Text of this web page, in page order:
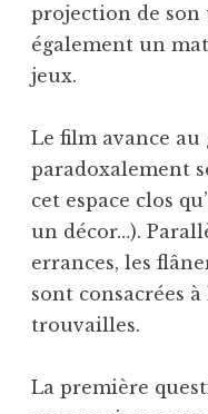
projection de
également un
jeux.
Le film avance au
paradoxalement
cet espace clos
un décor…).
errances, les
sont consacrées
trouvailles.
La première